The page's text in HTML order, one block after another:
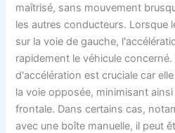
maîtrisé, sans mouvement
les autres conducteurs. Lorsque
sur la voie de gauche,
rapidement le véhicule
d'accélération est cruciale car
la voie opposée, minimisant
frontale. Dans certains cas,
avec une boîte manuelle, il peut